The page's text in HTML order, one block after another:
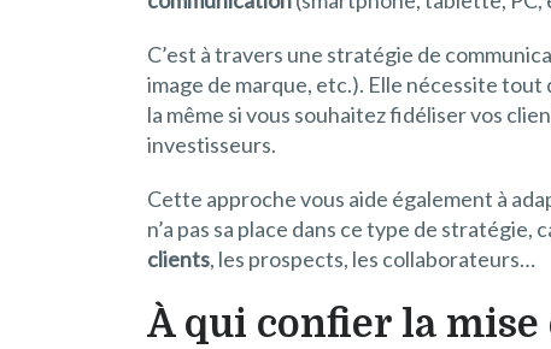
C’est à travers une stratégie de
image de marque, etc.). Elle nécessite
la même si vous souhaitez fidéliser vos
investisseurs.
Cette approche vous aide également à
n’a pas sa place dans ce type de
clients, les prospects, les collaborateurs…
À qui confier la mise